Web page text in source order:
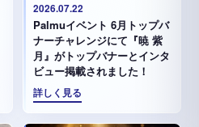
2026.07.22
Palmuイベント 6月トップバ
ナーチャレンジにて『暁 紫
月』がトップバナーとインタ
ビュー掲載されました！
詳しく見る